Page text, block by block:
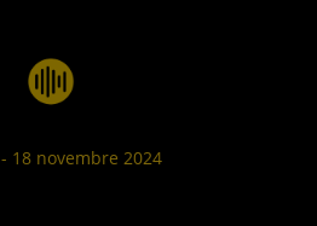
18 novembre 2024